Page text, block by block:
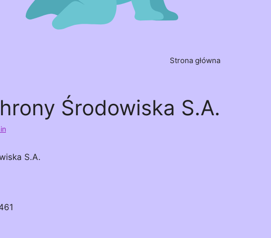
Strona główna
Środowiska S.A.
S.A.